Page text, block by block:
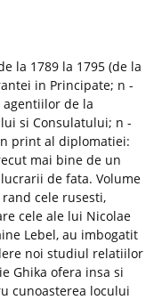
la 1789 la 1795 (de la
in Principate; n -
de la
si Consulatului; n -
print al diplomatiei:
mai bine de un
de fata. Volume
cele rusesti,
cele ale lui Nicolae
Lebel, au imbogatit
noi studiul relatiilor
Ghika ofera insa si
cunoasterea locului